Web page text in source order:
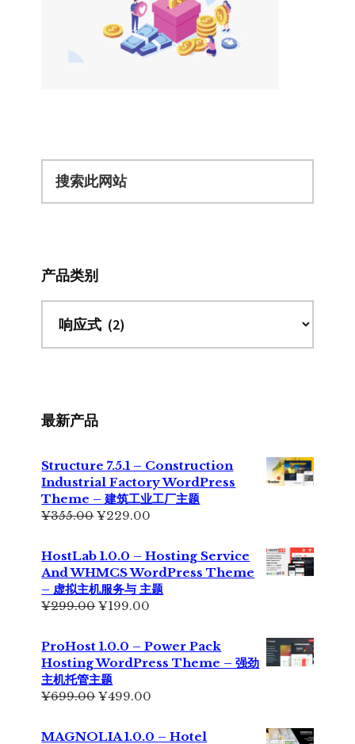
产品类别
最新产品
Structure 7.5.1 – Construction
Industrial Factory WordPress
Theme – 建筑工业工厂主题
¥355.00原
为：
¥355.00。
¥229.00
价
格
为：
¥229.00。
HostLab 1.0.0 – Hosting Service
And WHMCS WordPress Theme
– 虚拟主机服务与 主题
¥299.00原
为：
¥299.00。
¥199.00
价
格
为：
ProHost 1.0.0 – Power Pack
Hosting WordPress Theme – 强劲
主机托管主题
¥699.00原
为：
¥499.00
价
MAGNOLIA 1.0.0 – Hotel